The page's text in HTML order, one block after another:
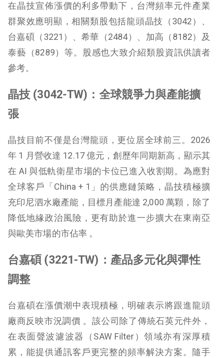
在晶技宣佈漲價的利多帶動下，台灣頻率元件產業
群聚效應明顯，相關類股包括龍頭晶技（3042）、
台嘉碩（3221）、希華（2484）、加高（8182）及
泰藝（8289）等。股感也大致介紹類股資訊供讀者
參考。
晶技 (3042-TW)：全球競爭力與產能擴
張
晶技目前不僅是台灣龍頭，更位居全球前三。2026
年 1 月營收達 12.17 億元，創歷年同期新高，顯示其
在 AI 與低軌衛星市場的卡位已進入收割期。為應對
全球客戶「China + 1」的供應鏈策略，晶技積極擴
充印尼泗水廠產能，目標月產能達 2,000 萬顆，除了
降低地緣政治風險，更有助於進一步擴大在東南亞
與歐美市場的市佔率 。
台嘉碩 (3221-TW)：產品多元化與彈性
調整
台嘉碩在漲價潮中表現積極，明確表示將跟進龍頭
廠商反映市況調價 。該公司除了傳統石英元件外，
在表面聲波濾波器（SAW Filter）領域亦有深厚積
累，能提供通訊客戶更完整的頻率解決方案。隨手